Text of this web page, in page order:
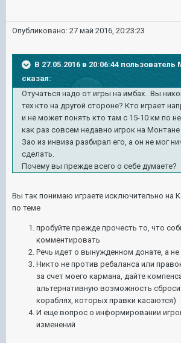
Опубликовано: 27 май 2016, 20:23:23
В 27.05.2016 в 20:06:44
сказал:
Отучаться надо от игры на имбах. Вы
тех кто на другой стороне? Кто играет
и не может понять кто там с 15-10 км по
как раз совсем недавно игрок на
Зао из инвиза разбирал его, а он не мог
сделать.
Почему вы прежде всего о себе думаете?
Вы так понимаю играете исключительно на
по теме
пробуйте прежде прочесть то, что
комментировать
Речь идет о вынужденном донате, а не
Никто не против ребаланса или
за счет моего кармана, дайте
альтернативную возможность
кораблях, которых правки касаются)
И еще вопрос о информировании
изменений